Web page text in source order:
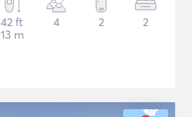
42 ft
13 m
4 2 2